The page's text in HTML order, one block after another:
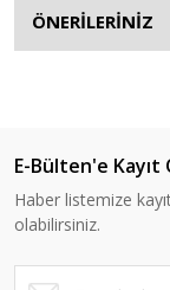
ÖNERİLERİNİZ
E-Bülten'e Kayıt
Haber listemize
olabilirsiniz.